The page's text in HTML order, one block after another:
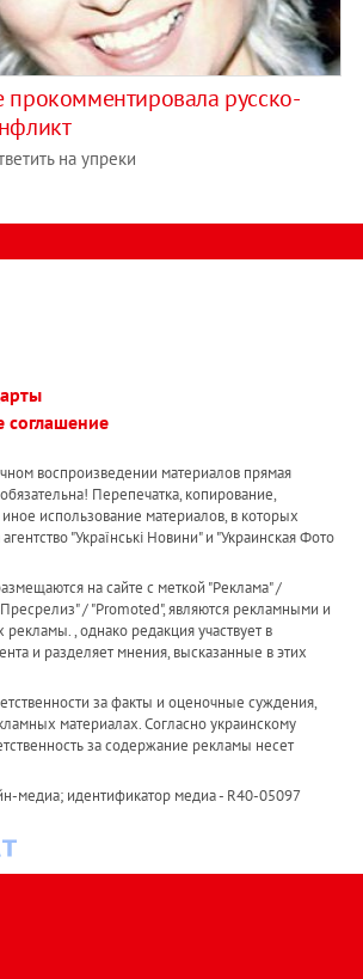
русско-
на упреки
соглашение
воспроизведении материалов прямая
Перепечатка, копирование,
использование материалов, в которых
"Українськi Новини" и "Украинская Фото
на сайте с меткой "Реклама" /
/ "Promoted", являются рекламными и
рекламы. , однако редакция участвует в
и разделяет мнения, высказанные в этих
за факты и оценочные суждения,
материалах. Согласно украинскому
за содержание рекламы несет
медиа; идентификатор медиа - R40-05097